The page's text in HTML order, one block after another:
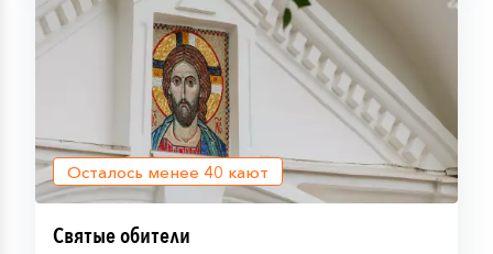
Осталось менее 40 кают
Святые обители